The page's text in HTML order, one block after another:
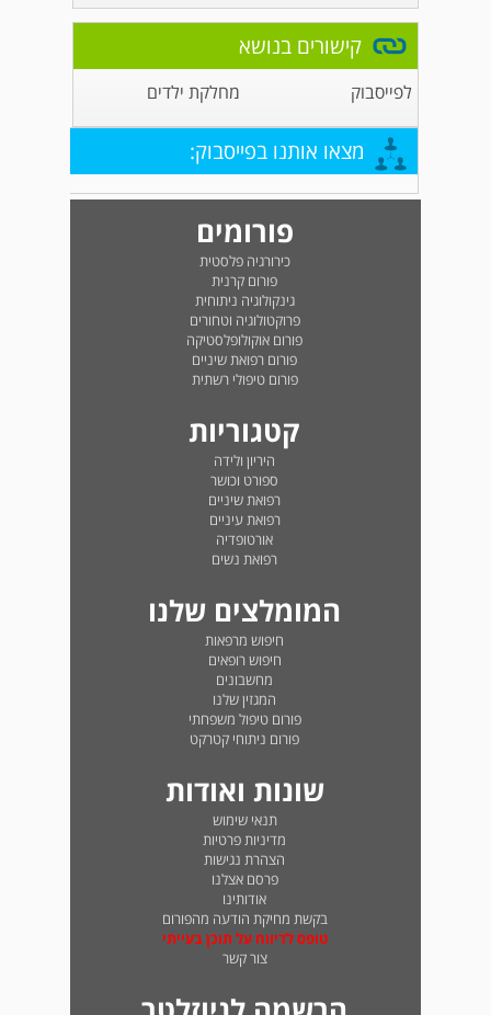
קישורים בנושא
לפייסבוק מחלקת ילדים
מצאו אותנו בפייסבוק:
פורומים
כירורגיה פלסטית
פורום קרנית
גינקולוגיה ניתוחית
פרוקטולוגיה וטחורים
פורום אוקולופלסטיקה
פורום רפואת שיניים
פורום טיפולי רשתית
קטגוריות
היריון ולידה
ספורט וכושר
רפואת שיניים
רפואת עיניים
אורטופדיה
רפואת נשים
המומלצים שלנו
חיפוש מרפאות
חיפוש רופאים
מחשבונים
המגזין שלנו
פורום טיפול משפחתי
פורום ניתוחי קטרקט
שונות ואודות
תנאי שימוש
מדיניות פרטיות
הצהרת נגישות
פרסם אצלנו
אודותינו
בקשת מחיקת הודעה מהפורום
טופס לדיווח על תוכן בעייתי
צור קשר